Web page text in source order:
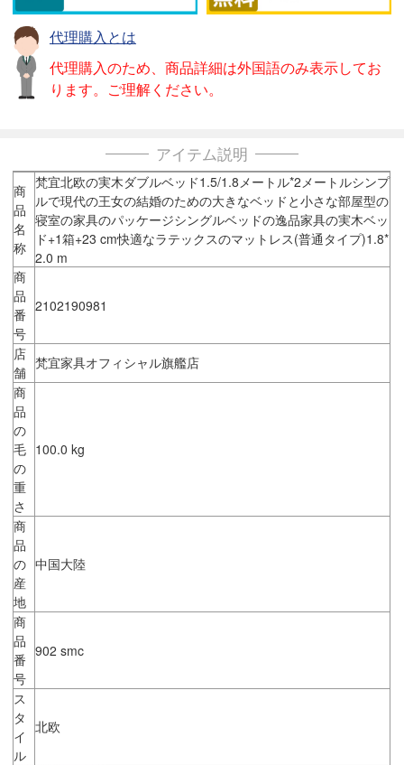
代理購入とは
代理購入のため、商品詳細は外国語のみ表示してお
ります。ご理解ください。
アイテム説明
商
品
名
称
梵宜北欧の実木ダブルベッド1.5/1.8メートル*2メートルシンプ
ルで現代の王女の結婚のための大きなベッドと小さな部屋型の
寝室の家具のパッケージシングルベッドの逸品家具の実木ベッ
ド+1箱+23 cm快適なラテックスのマットレス(普通タイプ)1.8*
2.0 m
商
品
番
号
2102190981
店
舗
梵宜家具オフィシャル旗艦店
商
品
の
毛
の
重
さ
100.0 kg
商
品
の
産
地
中国大陸
商
品
番
号
902 smc
ス
タ
イ
ル
北欧